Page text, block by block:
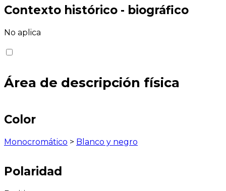
Contexto histórico - biográfico
No aplica
Área de descripción física
Color
Monocromático > Blanco y negro
Polaridad